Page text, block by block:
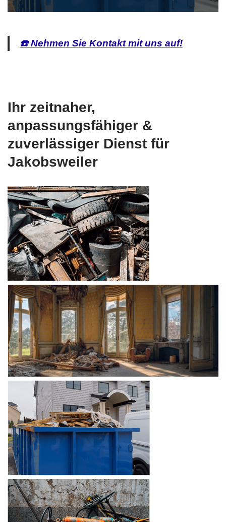
☎️ Nehmen Sie Kontakt mit uns auf!
Ihr zeitnaher,
anpassungsfähiger &
zuverlässiger Dienst für
Jakobsweiler